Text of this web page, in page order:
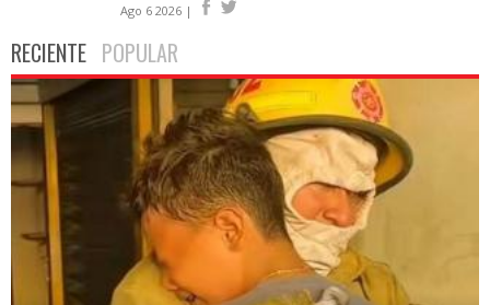
Ago 6 2026 |
RECIENTE POPULAR